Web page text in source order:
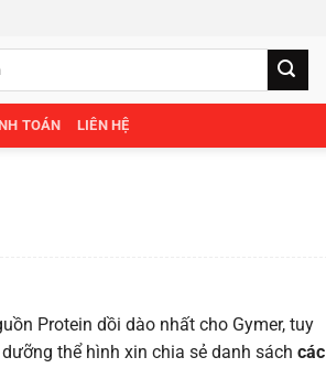
TOÁN LIÊN HỆ
Protein dồi dào nhất cho Gymer, tuy
thể hình xin chia sẻ danh sách các